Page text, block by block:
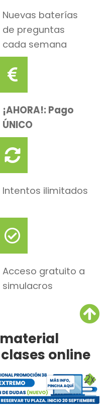
Nuevas baterías
de preguntas
cada semana
¡AHORA!: Pago
ÚNICO
Intentos ilimitados
Acceso gratuito a
simulacros
online